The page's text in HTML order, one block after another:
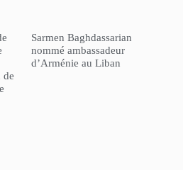
de
Sarmen Baghdassarian
nommé ambassadeur
d’Arménie au Liban